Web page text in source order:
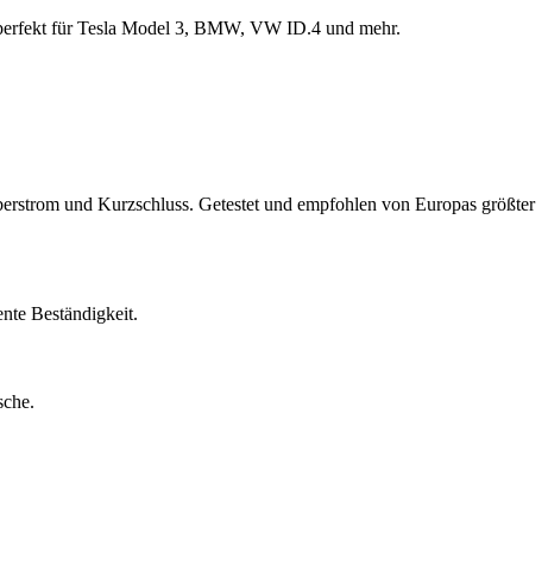
für Tesla Model 3, BMW, VW ID.4 und mehr.
und Kurzschluss. Getestet und empfohlen von Europas größter
Beständigkeit.